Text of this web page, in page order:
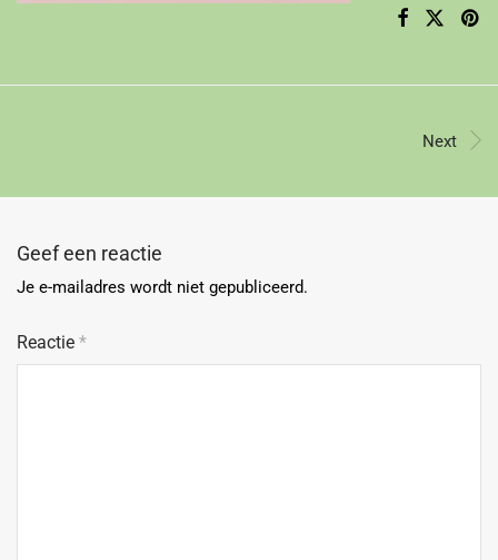
Next
Geef een reactie
Je e-mailadres wordt niet gepubliceerd.
Reactie *